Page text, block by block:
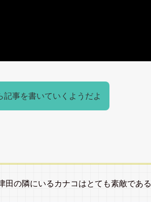
記事を書いていくようだよ
田の隣にいるカナコはとても素敵である